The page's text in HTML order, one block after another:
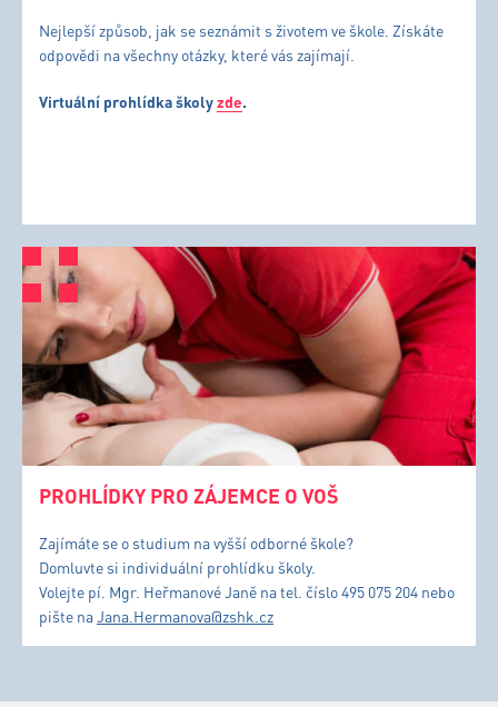
Nejlepší způsob, jak se seznámit s životem ve škole. Získáte
odpovědi na všechny otázky, které vás zajímají.
Virtuální prohlídka školyzde.
PROHLÍDKY PRO ZÁJEMCE O VOŠ
Zajímáte se o studium na vyšší odborné škole?
Domluvte si individuální prohlídku školy.
Volejte pí. Mgr. Heřmanové Janě na tel. číslo 495 075 204 nebo
pište naJana.Hermanova@zshk.cz